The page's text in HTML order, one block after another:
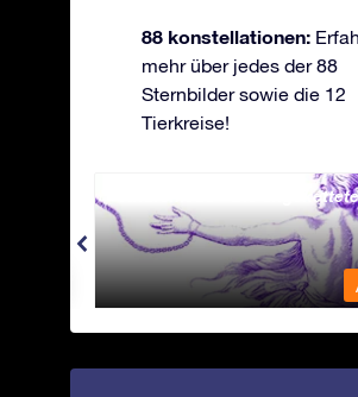
88 konstellationen:
mehr über jedes der 88
Sternbilder sowie die 12
Tierkreise!
Andromeda - Die